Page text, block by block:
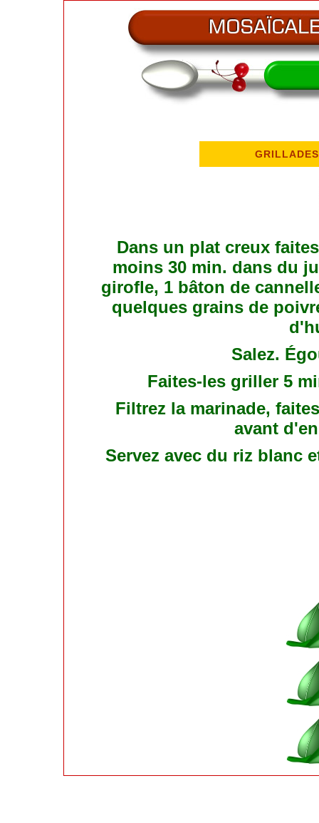
Dans un plat creux
moins 30 min. dans du
girofle, 1 bâton de
quelques grains de
Salez.
Faites-les griller 5
Filtrez la marinade,
avant
Servez avec du riz blanc